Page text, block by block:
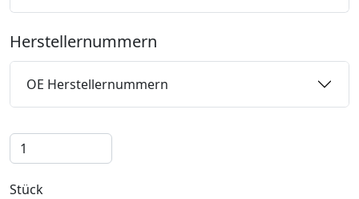
Herstellernummern
OE Herstellernummern
Stück